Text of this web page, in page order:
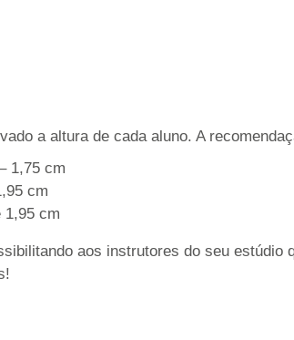
a altura de cada aluno. A
1,75 cm
cm
1,95 cm
aos instrutores do seu estúdio